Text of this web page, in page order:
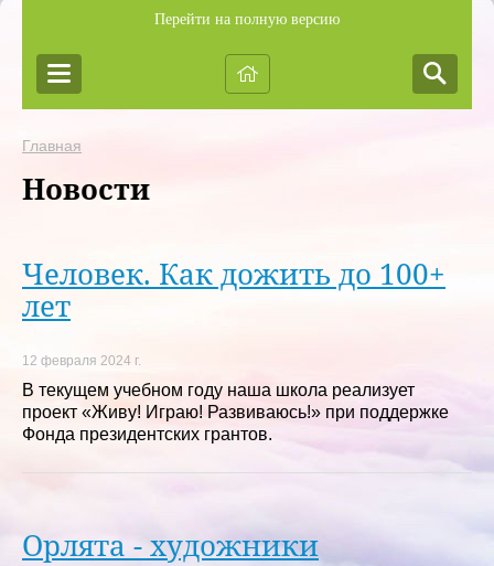
Перейти на полную версию
Главная
Новости
Человек. Как дожить до 100+
лет
12 февраля 2024 г.
В текущем учебном году наша школа реализует
проект «Живу! Играю! Развиваюсь!» при поддержке
Фонда президентских грантов.
Орлята - художники